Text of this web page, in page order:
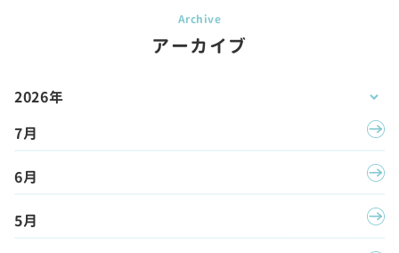
アーカイブ
2026年
7月
6月
5月